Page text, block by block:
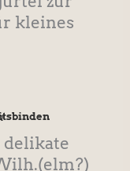
kleines
delikate